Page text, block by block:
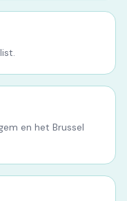
en het Brussel